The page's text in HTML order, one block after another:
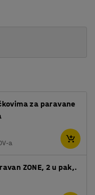
za paravane
a
ZONE, 2 u pak,.